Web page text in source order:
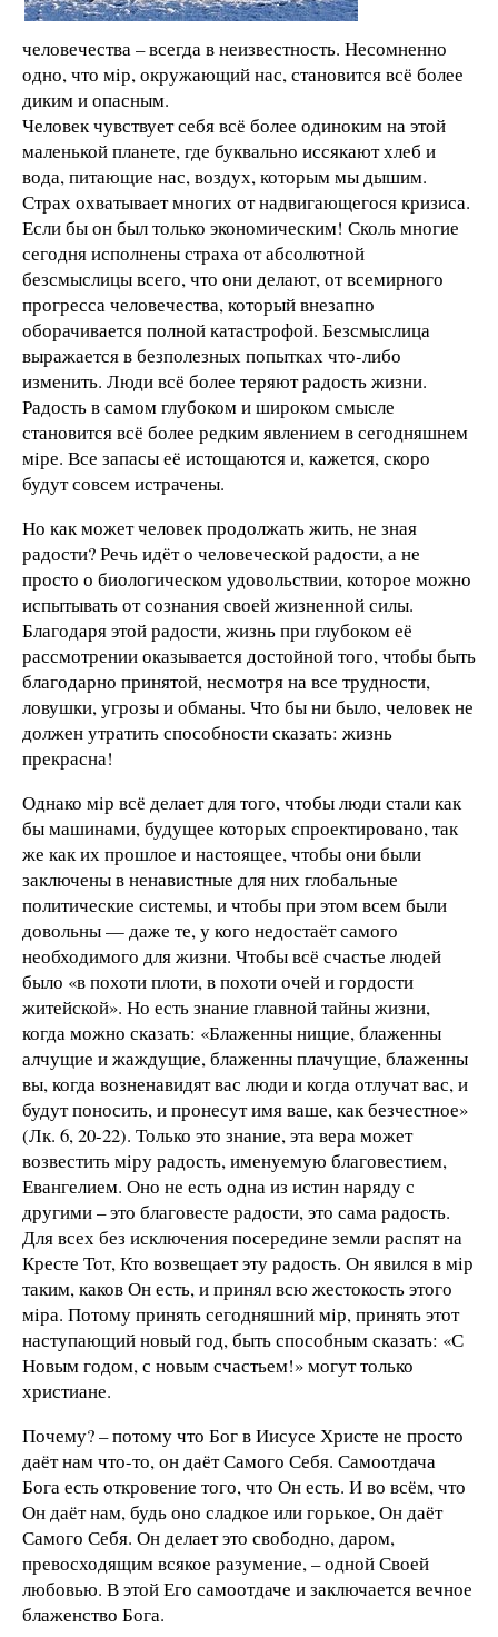
человечества – всегда в неизвестность. Несомненно
одно, что мiр, окружающий нас, становится всё более
диким и опасным.
Человек чувствует себя всё более одиноким на этой
маленькой планете, где буквально иссякают хлеб и
вода, питающие нас, воздух, которым мы дышим.
Страх охватывает многих от надвигающегося кризиса.
Если бы он был только экономическим! Сколь многие
сегодня исполнены страха от абсолютной
безсмыслицы всего, что они делают, от всемирного
прогресса человечества, который внезапно
оборачивается полной катастрофой. Безсмыслица
выражается в безполезных попытках что-либо
изменить. Люди всё более теряют радость жизни.
Радость в самом глубоком и широком смысле
становится всё более редким явлением в сегодняшнем
мiре. Все запасы её истощаются и, кажется, скоро
будут совсем истрачены.
Но как может человек продолжать жить, не зная
радости? Речь идёт о человеческой радости, а не
просто о биологическом удовольствии, которое можно
испытывать от сознания своей жизненной силы.
Благодаря этой радости, жизнь при глубоком её
рассмотрении оказывается достойной того, чтобы быть
благодарно принятой, несмотря на все трудности,
ловушки, угрозы и обманы. Что бы ни было, человек не
должен утратить способности сказать: жизнь
прекрасна!
Однако мiр всё делает для того, чтобы люди стали как
бы машинами, будущее которых спроектировано, так
же как их прошлое и настоящее, чтобы они были
заключены в ненавистные для них глобальные
политические системы, и чтобы при этом всем были
довольны — даже те, у кого недостаёт самого
необходимого для жизни. Чтобы всё счастье людей
было «в похоти плоти, в похоти очей и гордости
житейской». Но есть знание главной тайны жизни,
когда можно сказать: «Блаженны нищие, блаженны
алчущие и жаждущие, блаженны плачущие, блаженны
вы, когда возненавидят вас люди и когда отлучат вас, и
будут поносить, и пронесут имя ваше, как безчестное»
(Лк. 6, 20-22). Только это знание, эта вера может
возвестить мiру радость, именуемую благовестием,
Евангелием. Оно не есть одна из истин наряду с
другими – это благовесте радости, это сама радость.
Для всех без исключения посередине земли распят на
Кресте Тот, Кто возвещает эту радость. Он явился в мiр
таким, каков Он есть, и принял всю жестокость этого
мiра. Потому принять сегодняшний мiр, принять этот
наступающий новый год, быть способным сказать: «С
Новым годом, с новым счастьем!» могут только
христиане.
Почему? – потому что Бог в Иисусе Христе не просто
даёт нам что-то, он даёт Самого Себя. Самоотдача
Бога есть откровение того, что Он есть. И во всём, что
Он даёт нам, будь оно сладкое или горькое, Он даёт
Самого Себя. Он делает это свободно, даром,
превосходящим всякое разумение, – одной Своей
любовью. В этой Его самоотдаче и заключается вечное
блаженство Бога.